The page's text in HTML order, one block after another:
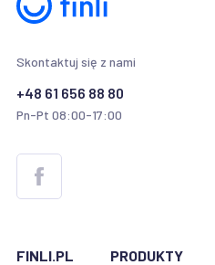
Skontaktuj się z nami
+48 61 656 88 80
Pn-Pt 08:00-17:00
FINLI.PL PRODUKTY